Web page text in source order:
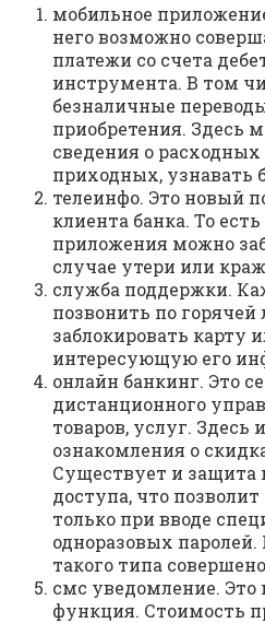
мобильное
него возможно
платежи со счета
инструмента. В том
безналичные
приобретения. Здесь
сведения о
приходных, узнавать
телеинфо. Это новый
клиента банка. То
приложения можно
случае утери или
служба поддержки.
позвонить по горячей
заблокировать карту
интересующую его
онлайн банкинг. Это
дистанционного
товаров, услуг. Здесь
ознакомления о
Существует и защита
доступа, что
только при вводе
одноразовых
такого типа
смс уведомление. Это
функция. Стоимость